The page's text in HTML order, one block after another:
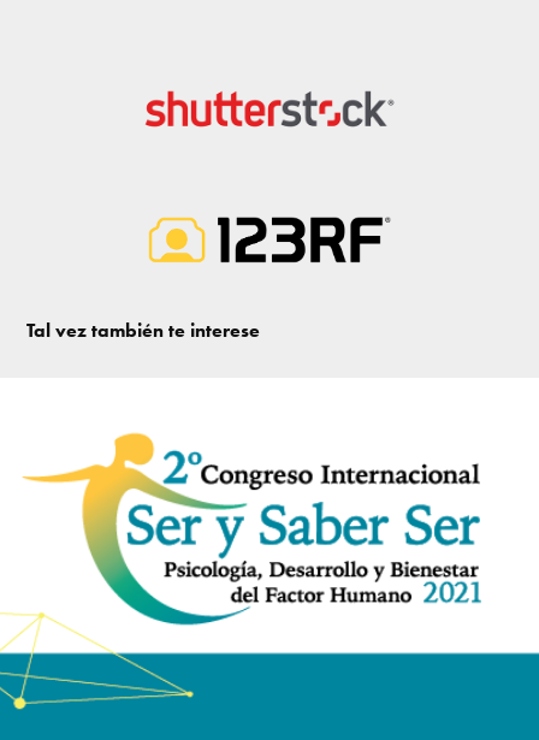
Tal vez también te interese
Congreso Ser y Saber Ser